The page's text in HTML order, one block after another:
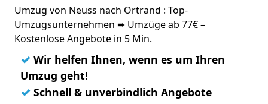
Umzug von Neuss nach Ortrand : Top-
Umzugsunternehmen ➨ Umzüge ab 77€ –
Kostenlose Angebote in 5 Min.
✓ Wir helfen Ihnen, wenn es um Ihren
Umzug geht!
✓ Schnell & unverbindlich Angebote